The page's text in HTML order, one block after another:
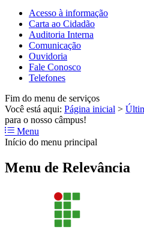
Acesso à informação
Carta ao Cidadão
Auditoria Interna
Comunicação
Ouvidoria
Fale Conosco
Telefones
Fim do menu de serviços
Você está aqui: Página inicial >
para o nosso câmpus!
Menu
Início do menu principal
Menu de Relevância